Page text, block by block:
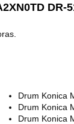
DR-
Drum Konica
Drum Konica
Drum Konica